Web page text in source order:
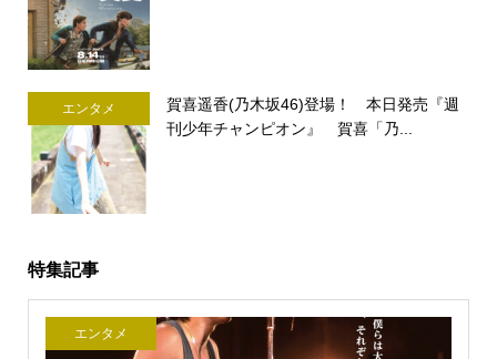
エンタメ
賀喜遥香(乃木坂46)登場！ 本日発売『週
刊少年チャンピオン』 賀喜「乃...
特集記事
エンタメ